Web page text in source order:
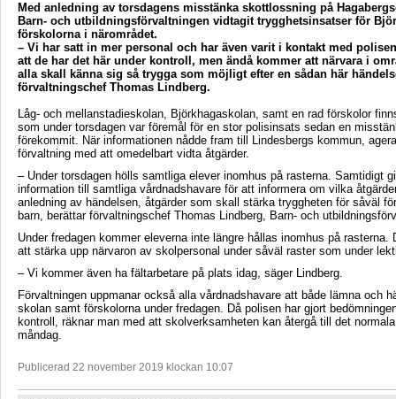
Med anledning av torsdagens misstänka skottlossning på
Barn- och utbildningsförvaltningen vidtagit trygghetsinsatser för
förskolorna i närområdet.
– Vi har satt in mer personal och har även varit i kontakt med
att de har det här under kontroll, men ändå kommer att närvara i
alla skall känna sig så trygga som möjligt efter en sådan här
förvaltningschef Thomas Lindberg.
Låg- och mellanstadieskolan, Björkhagaskolan, samt en rad förskolor
som under torsdagen var föremål för en stor polisinsats sedan en
förekommit. När informationen nådde fram till Lindesbergs kommun,
förvaltning med att omedelbart vidta åtgärder.
– Under torsdagen hölls samtliga elever inomhus på rasterna. Samtidigt
information till samtliga vårdnadshavare för att informera om vilka
anledning av händelsen, åtgärder som skall stärka tryggheten för såväl
barn, berättar förvaltningschef Thomas Lindberg, Barn- och
Under fredagen kommer eleverna inte längre hållas inomhus på rasterna.
att stärka upp närvaron av skolpersonal under såväl raster som under
– Vi kommer även ha fältarbetare på plats idag, säger Lindberg.
Förvaltningen uppmanar också alla vårdnadshavare att både lämna och
skolan samt förskolorna under fredagen. Då polisen har gjort
kontroll, räknar man med att skolverksamheten kan återgå till det
måndag.
Publicerad 22 november 2019 klockan 10:07